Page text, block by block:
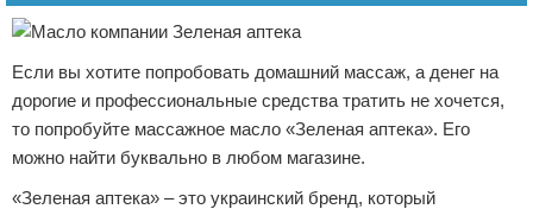
Если вы хотите попробовать домашний массаж, а денег на
дорогие и профессиональные средства тратить не хочется,
то попробуйте массажное масло «Зеленая аптека». Его
можно найти буквально в любом магазине.
«Зеленая аптека» – это украинский бренд, который